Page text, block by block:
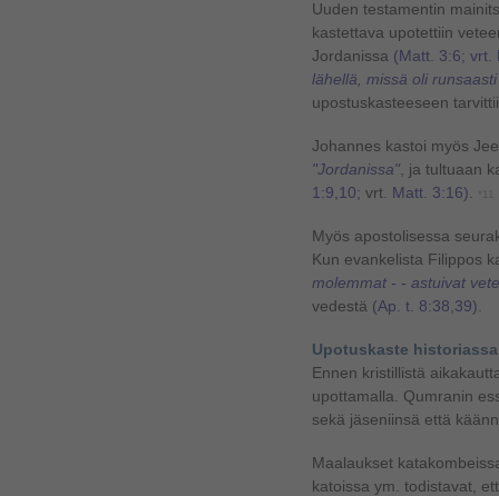
Uuden testamentin
kastettava upotettiin
Jordanissa (Matt. 3:6; vrt.
lähellä, missä oli
upostuskasteeseen
Johannes kastoi myös
"Jordanissa" , ja tultuaan
1:9,10; vrt. Matt. 3:16)
Myös apostolisessa
Kun evankelista Filippos
molemmat - - astuivat
vedestä (Ap. t. 8:38,39)
Upotuskaste historiassa
Ennen kristillistä
upottamalla. Qumranin
sekä jäseniinsä että
Maalaukset
katoissa ym. todistavat,